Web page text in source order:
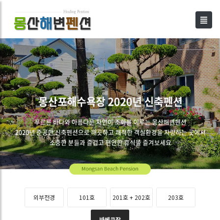
외부전경 101호 201호 + 202호 203호